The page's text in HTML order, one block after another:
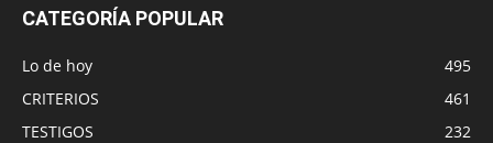
CATEGORÍA POPULAR
Lo de hoy
495
CRITERIOS
461
TESTIGOS
232